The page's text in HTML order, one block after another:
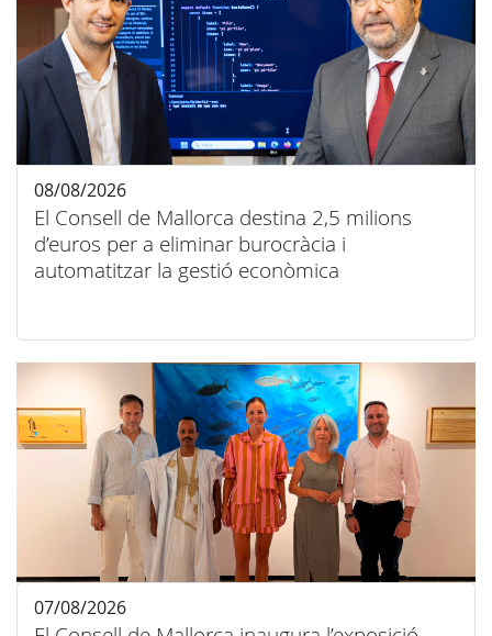
El Consell de Mallorca destina 2,5 milions
d’euros per a eliminar burocràcia i
automatitzar la gestió econòmica
08/08/2026
07/08/2026